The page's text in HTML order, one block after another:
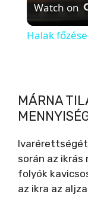
Watch on
Halak főzése
MÁRNA
Ivarérettségét
során az ikrás
folyók
az ikra az